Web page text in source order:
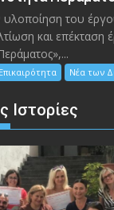
υλοποίηση του
και επέκταση
Επικαιρότητα Νέα των
Ιστορίες